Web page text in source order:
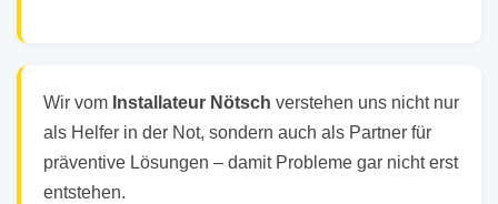
Wir vom Installateur Nötsch verstehen uns nicht nur
als Helfer in der Not, sondern auch als Partner für
präventive Lösungen – damit Probleme gar nicht erst
entstehen.